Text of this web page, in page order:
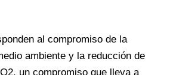
al compromiso de la
ambiente y la reducción de
un compromiso que lleva a